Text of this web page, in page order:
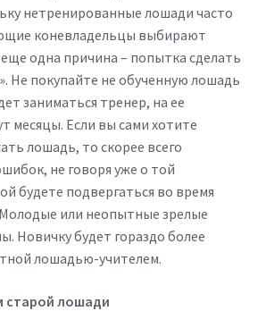
нетренированные лошади часто
коневладельцы выбирают
одна причина – попытка сделать
Не покупайте не обученную лошадь
заниматься тренер, на ее
месяцы. Если вы сами хотите
лошадь, то скорее всего
не говоря уже о той
будете подвергаться во время
или неопытные зрелые
Новичку будет гораздо более
лошадью-учителем.
старой лошади